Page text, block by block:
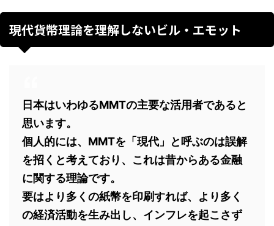
現代貨幣理論を理解しないビル・エモット
日本はいわゆるMMTの主要な活用者であると
思います。
個人的には、MMTを「現代」と呼ぶのは誤解
を招くと考えており、これは昔からある金融
に関する理論です。
要はより多くの紙幣を印刷すれば、より多く
の経済活動を生み出し、インフレを起こさず